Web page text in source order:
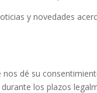
y novedades
dé su
los plazos